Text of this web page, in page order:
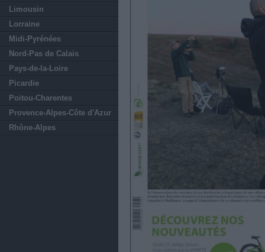
Limousin
Lorraine
Midi-Pyrénées
Nord-Pas de Calais
Pays-de-la-Loire
Picardie
Poitou-Charentes
Provence-Alpes-Côte d'Azur
Rhône-Alpes